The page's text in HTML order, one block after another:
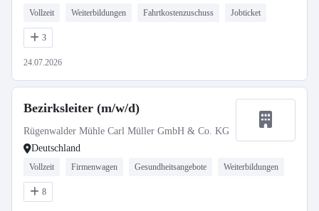
Vollzeit Weiterbildungen Fahrtkostenzuschuss Jobticket
3
24.07.2026
Bezirksleiter (m/w/d)
Rügenwalder Mühle Carl Müller GmbH & Co. KG
Deutschland
Vollzeit Firmenwagen Gesundheitsangebote Weiterbildungen
8